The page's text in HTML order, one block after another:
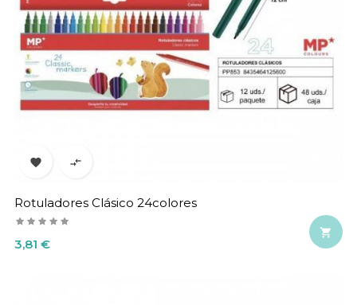
 
Rotuladores Clásico 24colores
Precio
3,81 €
